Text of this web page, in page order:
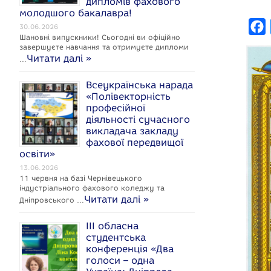
c
e
b
o
o
k
молодшого бакалавра!
30.06.2026
Шановні випускники! Сьогодні ви офіційно
завершуєте навчання та отримуєте дипломи
…Читати далі »
Всеукраїнська нарада
«Полівекторність
професійної
діяльності сучасного
викладача закладу
фахової передвищої
освіти»
13.06.2026
11 червня на базі Чернівецького
індустріального фахового коледжу та
Дніпровського …Читати далі »
ІІІ обласна
студентська
конференція «Два
голоси – одна